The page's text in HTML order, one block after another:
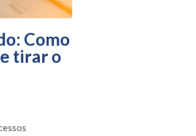
Como
tirar o